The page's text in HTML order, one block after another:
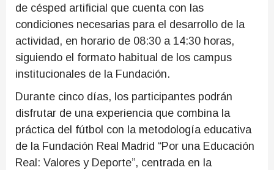
de césped artificial que cuenta con las
condiciones necesarias para el desarrollo de la
actividad, en horario de 08:30 a 14:30 horas,
siguiendo el formato habitual de los campus
institucionales de la Fundación.
Durante cinco días, los participantes podrán
disfrutar de una experiencia que combina la
práctica del fútbol con la metodología educativa
de la Fundación Real Madrid “Por una Educación
Real: Valores y Deporte”, centrada en la